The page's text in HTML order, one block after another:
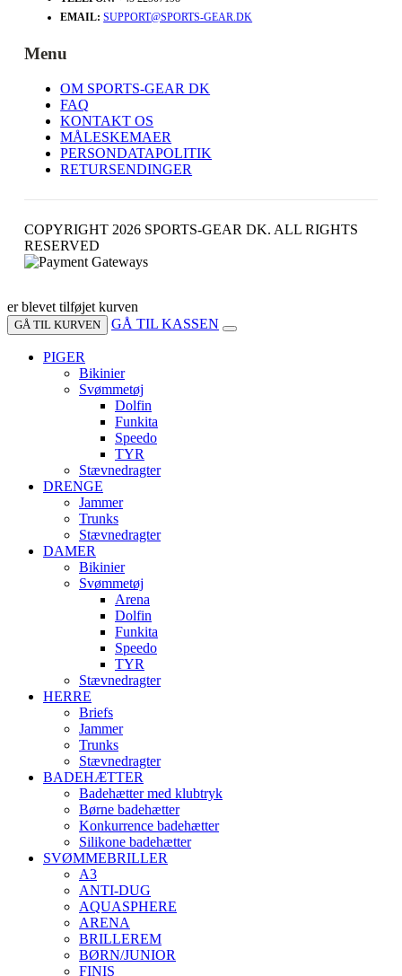
EMAIL: SUPPORT@SPORTS-GEAR.DK
Menu
OM SPORTS-GEAR DK
FAQ
KONTAKT OS
MÅLESKEMAER
PERSONDATAPOLITIK
RETURSENDINGER
COPYRIGHT 2026 SPORTS-GEAR DK. ALL RIGHTS
RESERVED
er blevet tilføjet kurven
GÅ TIL KURVEN GÅ TIL KASSEN
PIGER
Bikinier
Svømmetøj
Dolfin
Funkita
Speedo
TYR
Stævnedragter
DRENGE
Jammer
Trunks
Stævnedragter
DAMER
Bikinier
Svømmetøj
Arena
Dolfin
Funkita
Speedo
TYR
Stævnedragter
HERRE
Briefs
Jammer
Trunks
Stævnedragter
BADEHÆTTER
Badehætter med klubtryk
Børne badehætter
Konkurrence badehætter
Silikone badehætter
SVØMMEBRILLER
A3
ANTI-DUG
AQUASPHERE
ARENA
BRILLEREM
BØRN/JUNIOR
FINIS